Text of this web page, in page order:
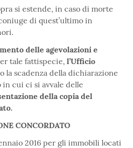
si estende, in caso di morte
di quest’ultimo in
delle agevolazioni e
tale fattispecie, l’Ufficio
la scadenza della dichiarazione
in cui ci si avvale delle
della copia del
CONCORDATO
2016 per gli immobili locati